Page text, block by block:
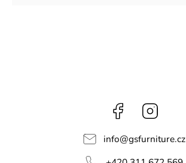
Facebook
info@gsfurniture.cz